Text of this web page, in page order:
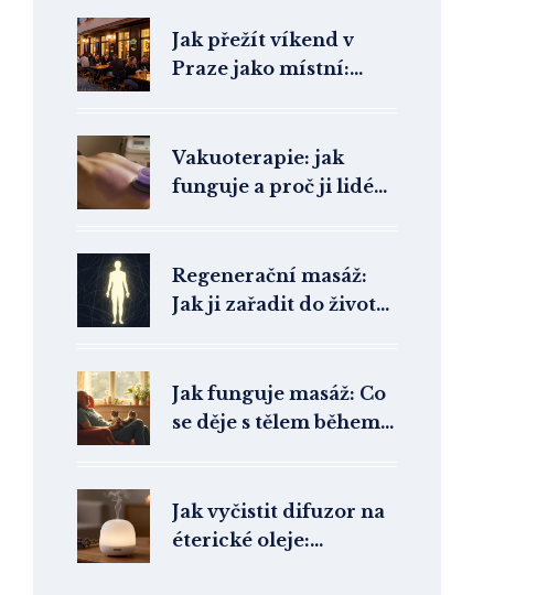
Jak přežít víkend v
Praze jako místní:
Vakuoterapie: jak
funguje a proč ji lidé
Regenerační masáž:
Jak ji zařadit do života
Jak funguje masáž: Co
se děje s tělem během
Jak vyčistit difuzor na
éterické oleje: